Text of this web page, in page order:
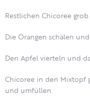
Restlichen Chicoree
Die Orangen schälen
Den Apfel vierteln und
Chicoree in den Mixtopf
und umfüllen.